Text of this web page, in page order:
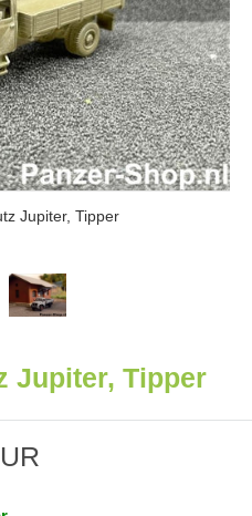
Jupiter, Tipper
Jupiter, Tipper